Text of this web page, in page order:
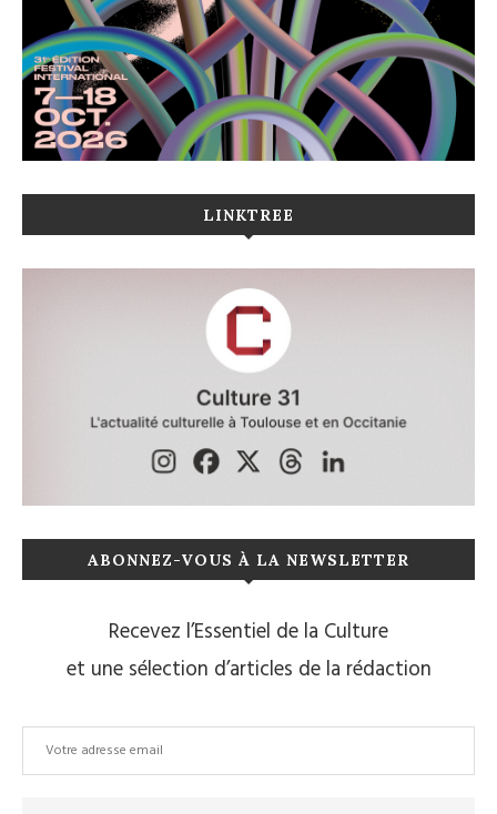
LINKTREE
ABONNEZ-VOUS À LA NEWSLETTER
Recevez l’Essentiel de la Culture
et une sélection d’articles de la rédaction